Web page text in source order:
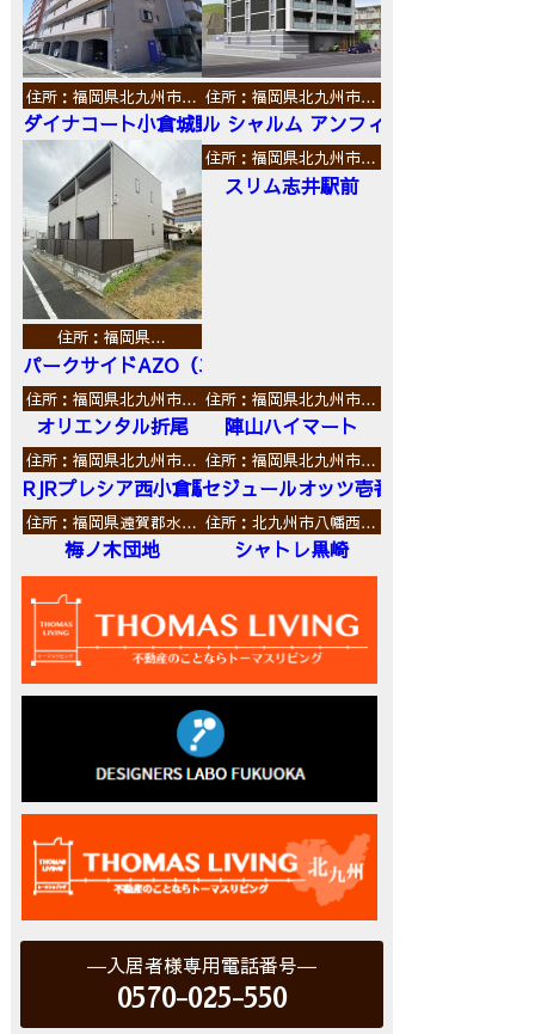
住所：福岡県北九州市…
ダイナコート小倉城野
住所：福岡県北九州市…
ル シャルム アンフィニ
住所：福岡県…
パークサイドAZO（エーゼットオー）
住所：福岡県北九州市…
スリム志井駅前
住所：福岡県北九州市…
オリエンタル折尾
住所：福岡県北九州市…
陣山ハイマート
住所：福岡県北九州市…
RJRプレシア西小倉駅前
住所：福岡県北九州市…
セジュールオッツ壱番館
住所：福岡県遠賀郡水…
梅ノ木団地
住所：北九州市八幡西…
シャトレ黒崎
入居者様専用電話番号
0570-025-550